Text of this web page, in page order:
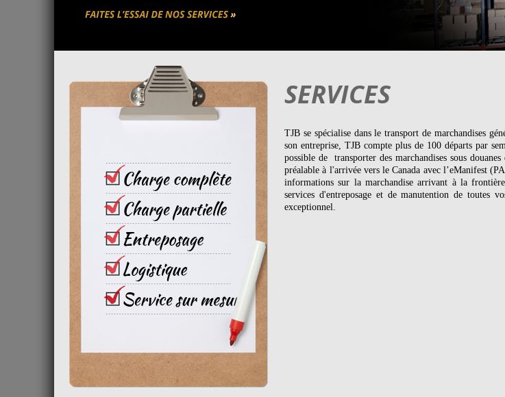
SERVICES
TJB se spécialise dans le transport de marchandises
son entreprise, TJB compte plus de 100 départs par
possible de transporter des marchandises sous
préalable à l'arrivée vers le Canada avec l’eManifest
informations sur la marchandise arrivant à la
services d'entreposage et de manutention de toutes
exceptionnel.